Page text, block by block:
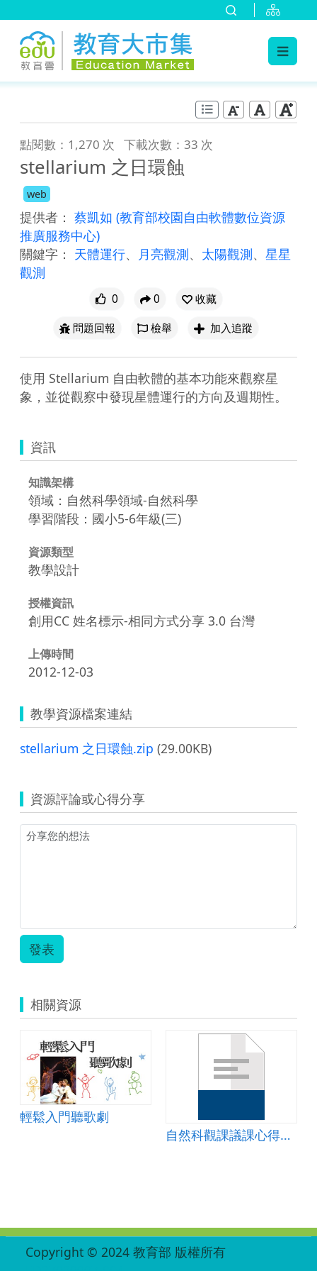
點閱數：1,270 次 下載次數：33 次
stellarium 之日環蝕
web
提供者： 蔡凱如 (教育部校園自由軟體數位資源
推廣服務中心)
關鍵字： 天體運行、 月亮觀測、 太陽觀測、 星星
觀測
0 0
收藏
問題回報
檢舉 加入追蹤
使用 Stellarium 自由軟體的基本功能來觀察星
象，並從觀察中發現星體運行的方向及週期性。
資訊
知識架構
領域：自然科學領域-自然科學
學習階段：國小5-6年級(三)
資源類型
教學設計
授權資訊
創用CC 姓名標示-相同方式分享 3.0 台灣
上傳時間
2012-12-03
教學資源檔案連結
stellarium 之日環蝕.zip (29.00KB)
資源評論或心得分享
發表
相關資源
輕鬆入門聽歌劇
自然科觀課議課心得報告
Copyright © 2024 教育部 版權所有